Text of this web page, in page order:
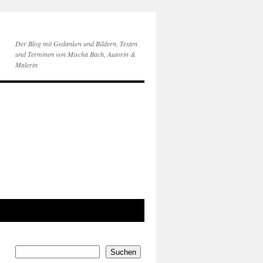
Der Blog mit Gedanken und Bildern, Texten
und Terminen von Mischa Bach, Autorin &
Malerin
Suchen